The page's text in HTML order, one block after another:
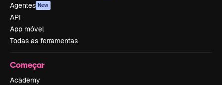
Agentes New
API
App móvel
Todas as ferramentas
Começar
Academy